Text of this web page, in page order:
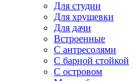
Для студии
Для хрущевки
Для дачи
Встроенные
С антресолями
С барной стойкой
С островом